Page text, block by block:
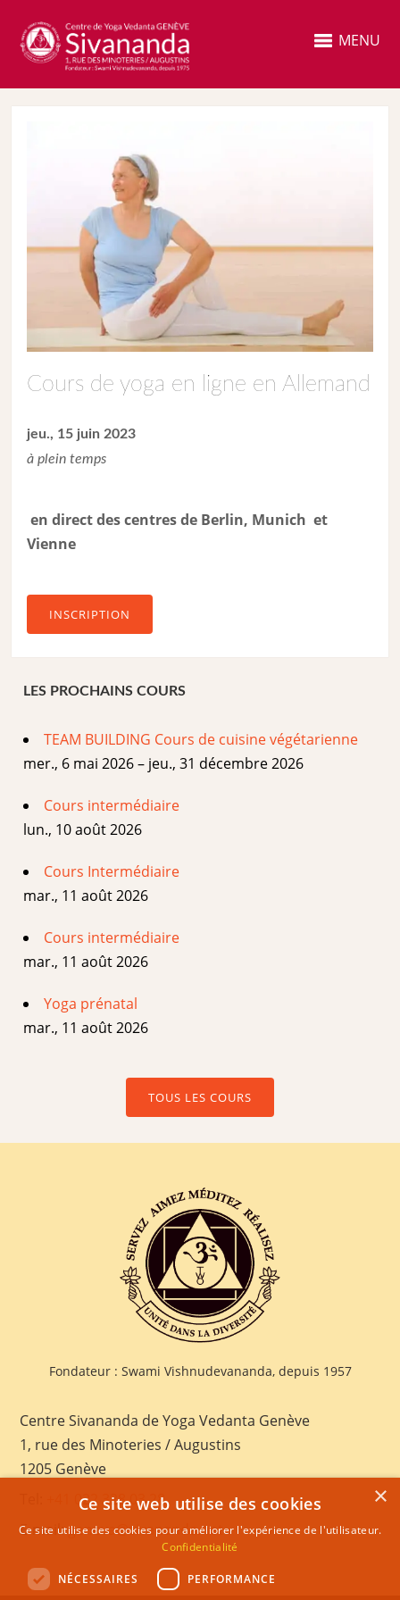
MENU
Cours de yoga en ligne en Allemand
jeu., 15 juin 2023
à plein temps
en direct des centres de Berlin, Munich et
Vienne
INSCRIPTION
LES PROCHAINS COURS
TEAM BUILDING Cours de cuisine végétarienne
mer., 6 mai 2026 – jeu., 31 décembre 2026
Cours intermédiaire
lun., 10 août 2026
Cours Intermédiaire
mar., 11 août 2026
Cours intermédiaire
mar., 11 août 2026
Yoga prénatal
mar., 11 août 2026
TOUS LES COURS
Fondateur : Swami Vishnudevananda, depuis 1957
Centre Sivananda de Yoga Vedanta Genève
1, rue des Minoteries / Augustins
1205 Genève
+41 022 328 03 28
E-mail:geneva@sivananda.net
×
Ce site web utilise des cookies
Ce site utilise des cookies pour améliorer l'expérience de l'utilisateur.
Confidentialité
NÉCESSAIRES PERFORMANCE